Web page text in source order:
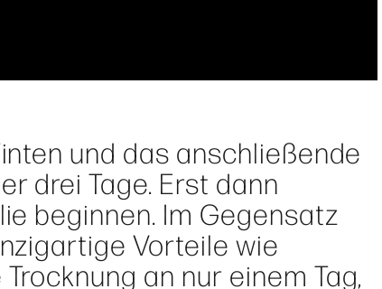
und das anschließende
drei Tage. Erst dann
beginnen. Im Gegensatz
Vorteile wie
an nur einem Tag,